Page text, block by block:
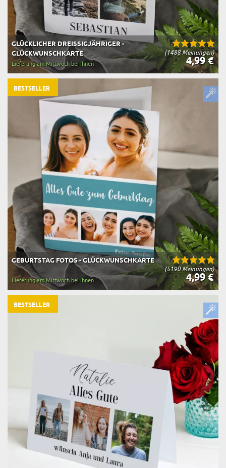
(1488 Meinungen)
GLÜCKLICHER DREISSIGJÄHRIGER - G
LÜCKWUNSCHKARTE
4,99 €
Lieferung am Mittwoch bei Ihnen
(5190 Meinungen)
GEBURTSTAG FOTOS - GLÜCKWUNSCHKARTE
4,99 €
Lieferung am Mittwoch bei Ihnen
BESTSELLER
BESTSELLER